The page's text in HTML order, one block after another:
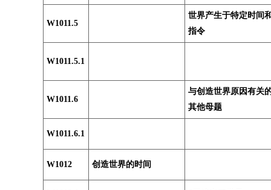
W1011.5
世界产生于特定时间
指令
W1011.5.1
W1011.6
与创造世界原因有关
其他母题
W1011.6.1
W1012 创造世界的时间